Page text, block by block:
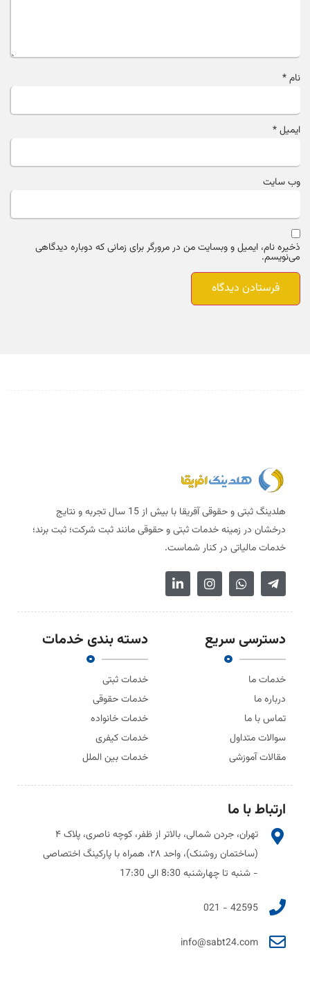
نام*
ایمیل*
وب‌ سایت
ذخیره نام، ایمیل و وبسایت من در مرورگر برای زمانی که دوباره دیدگاهی
می‌نویسم.
هلدینگ ثبتی و حقوقی آفریقا با بیش از 15 سال تجربه و نتایج
درخشان در زمینه خدمات ثبتی و حقوقی مانند ثبت شرکت؛ ثبت برند؛
خدمات مالیاتی در کنار شماست.
دسترسی سریع
خدمات ما
درباره ما
تماس با ما
سوالات متداول
مقالات آموزشی
دسته بندی خدمات
خدمات ثبتی
خدمات حقوقی
خدمات خانواده
خدمات کیفری
خدمات بین الملل
ارتباط با ما
تهران، جردن شمالی، بالاتر از ظفر، کوچه ناصری، پلاک ۴
(ساختمان روشنک)، واحد ۲۸، همراه با پارکینگ اختصاصی
- شنبه تا چهارشنبه 8:30 الی 17:30
42595 - 021
info@sabt24.com